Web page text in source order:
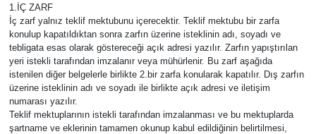
1.İÇ ZARF
İç zarf yalnız teklif mektubunu içerecektir. Teklif mektubu bir zarfa
konulup kapatıldıktan sonra zarfın üzerine isteklinin adı, soyadı ve
tebligata esas olarak göstereceği açık adresi yazılır. Zarfın yapıştırılan
yeri istekli tarafından imzalanır veya mühürlenir. Bu zarf aşağıda
istenilen diğer belgelerle birlikte 2.bir zarfa konularak kapatılır. Dış zarfın
üzerine isteklinin adı ve soyadı ile birlikte açık adresi ve iletişim
numarası yazılır.
Teklif mektuplarının istekli tarafından imzalanması ve bu mektuplarda
şartname ve eklerinin tamamen okunup kabul edildiğinin belirtilmesi,